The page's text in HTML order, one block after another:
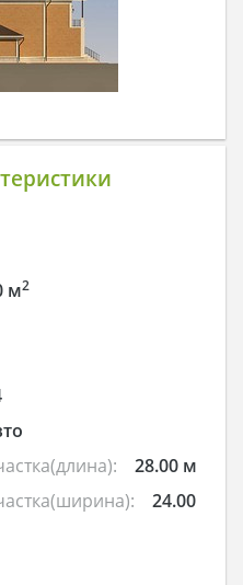
м2
28.00 м
24.00